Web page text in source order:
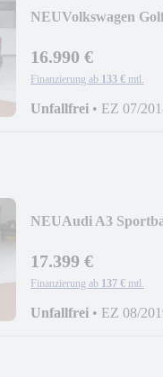
NEUVolkswagen
16.990 €
Finanzierung ab 133 € mtl.
Unfallfrei • EZ 07/
NEUAudi A3
17.399 €
Finanzierung ab 137 € mtl.
Unfallfrei • EZ 08/